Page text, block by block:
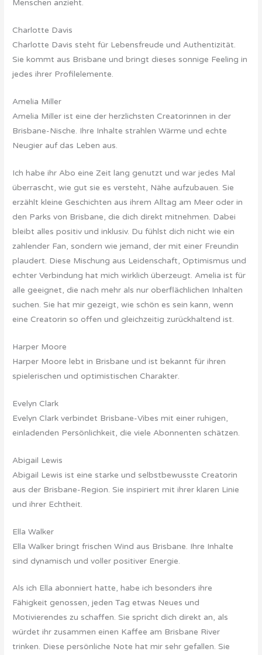
Menschen anzieht.
Charlotte Davis
Charlotte Davis steht für Lebensfreude und Authentizität.
Sie kommt aus Brisbane und bringt dieses sonnige Feeling in
jedes ihrer Profilelemente.
Amelia Miller
Amelia Miller ist eine der herzlichsten Creatorinnen in der
Brisbane-Nische. Ihre Inhalte strahlen Wärme und echte
Neugier auf das Leben aus.
Ich habe ihr Abo eine Zeit lang genutzt und war jedes Mal
überrascht, wie gut sie es versteht, Nähe aufzubauen. Sie
erzählt kleine Geschichten aus ihrem Alltag am Meer oder in
den Parks von Brisbane, die dich direkt mitnehmen. Dabei
bleibt alles positiv und inklusiv. Du fühlst dich nicht wie ein
zahlender Fan, sondern wie jemand, der mit einer Freundin
plaudert. Diese Mischung aus Leidenschaft, Optimismus und
echter Verbindung hat mich wirklich überzeugt. Amelia ist für
alle geeignet, die nach mehr als nur oberflächlichen Inhalten
suchen. Sie hat mir gezeigt, wie schön es sein kann, wenn
eine Creatorin so offen und gleichzeitig zurückhaltend ist.
Harper Moore
Harper Moore lebt in Brisbane und ist bekannt für ihren
spielerischen und optimistischen Charakter.
Evelyn Clark
Evelyn Clark verbindet Brisbane-Vibes mit einer ruhigen,
einladenden Persönlichkeit, die viele Abonnenten schätzen.
Abigail Lewis
Abigail Lewis ist eine starke und selbstbewusste Creatorin
aus der Brisbane-Region. Sie inspiriert mit ihrer klaren Linie
und ihrer Echtheit.
Ella Walker
Ella Walker bringt frischen Wind aus Brisbane. Ihre Inhalte
sind dynamisch und voller positiver Energie.
Als ich Ella abonniert hatte, habe ich besonders ihre
Fähigkeit genossen, jeden Tag etwas Neues und
Motivierendes zu schaffen. Sie spricht dich direkt an, als
würdet ihr zusammen einen Kaffee am Brisbane River
trinken. Diese persönliche Note hat mir sehr gefallen. Sie